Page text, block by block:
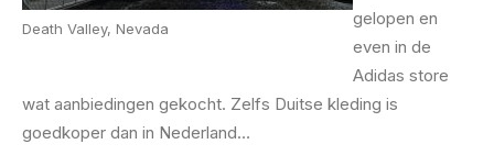
Death Valley, Nevada
gelopen en
even in de
Adidas store
wat aanbiedingen gekocht. Zelfs Duitse kleding is
goedkoper dan in Nederland…